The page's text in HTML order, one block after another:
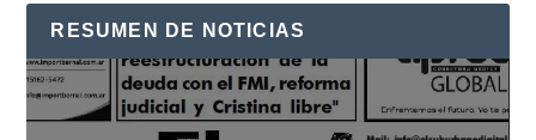
RESUMEN DE NOTICIAS
Reproductor
de
vídeo